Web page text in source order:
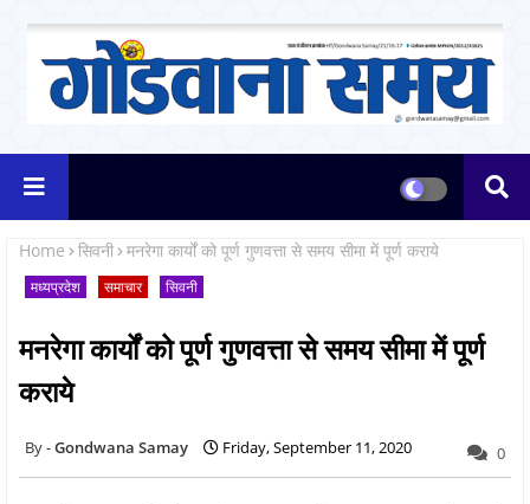
Home सिवनी मनरेगा कार्यों को पूर्ण गुणवत्ता से समय सीमा में पूर्ण कराये
मध्यप्रदेश समाचार सिवनी
मनरेगा कार्यों को पूर्ण गुणवत्ता से समय सीमा में पूर्ण
कराये
Gondwana Samay Friday, September 11, 2020 0